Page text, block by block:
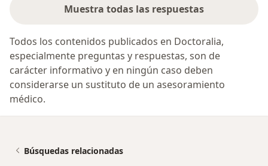
Muestra todas las respuestas
Todos los contenidos publicados en Doctoralia,
especialmente preguntas y respuestas, son de
carácter informativo y en ningún caso deben
considerarse un sustituto de un asesoramiento
médico.
Búsquedas relacionadas